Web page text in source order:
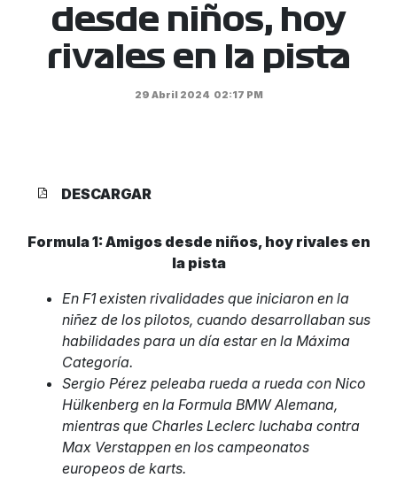
desde niños, hoy
rivales en la pista
29 Abril 2024 02:17 PM
DESCARGAR
Formula 1: Amigos desde niños, hoy rivales en
la pista
En F1 existen rivalidades que iniciaron en la
niñez de los pilotos, cuando desarrollaban sus
habilidades para un día estar en la Máxima
Categoría.
Sergio Pérez peleaba rueda a rueda con Nico
Hülkenberg en la Formula BMW Alemana,
mientras que Charles Leclerc luchaba contra
Max Verstappen en los campeonatos
europeos de karts.